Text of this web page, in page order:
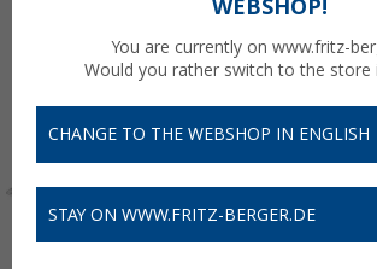
WEBSHOP!
You are currently on www.fritz-
Would you rather switch to the store
CHANGE TO THE WEBSHOP IN ENGLISH
STAY ON WWW.FRITZ-BERGER.DE